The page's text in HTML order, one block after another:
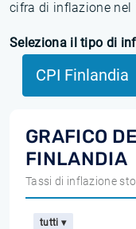
cifra di inflazione nel
Seleziona il tipo di
CPI Finlandia
GRAFICO
FINLANDIA
Tassi di inflazione
tutti ▾